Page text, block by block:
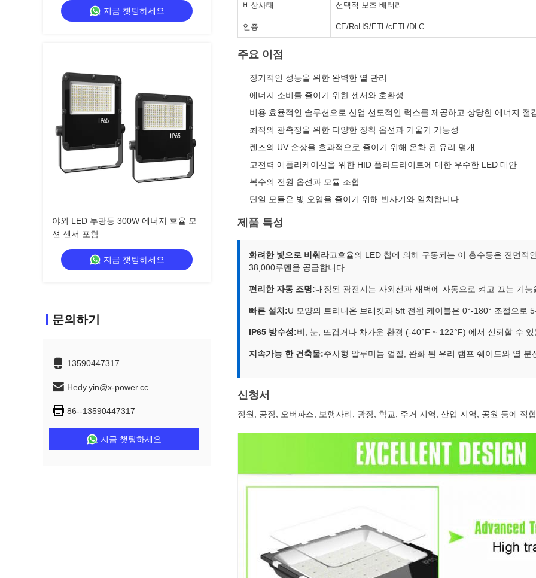
지금 챗팅하세요
야외 LED 투광등 300W 에너지 효율 모
션 센서 포함
지금 챗팅하세요
문의하기
13590447317
Hedy.yin@x-power.cc
86--13590447317
지금 챗팅하세요
비상사태 선택적 보조 배터리
인증 CE/RoHS/ETL/cETL/DLC
주요 이점
장기적인 성능을 위한 완벽한 열 관리
에너지 소비를 줄이기 위한 센서와 호환성
비용 효율적인 솔루션으로 산업 선도적인 럭스를 제공하고 상당한 에너지 절
최적의 광측정을 위한 다양한 장착 옵션과 기울기 가능성
렌즈의 UV 손상을 효과적으로 줄이기 위해 온화 된 유리 덮개
고전력 애플리케이션을 위한 HID 플라드라이트에 대한 우수한 LED 대안
복수의 전원 옵션과 모듈 조합
단일 모듈은 빛 오염을 줄이기 위해 반사기와 일치합니다
제품 특성
화려한 빛으로 비춰라고효율의 LED 칩에 의해 구동되는 이 홍수등은 전면적
38,000루멘을 공급합니다.
편리한 자동 조명:내장된 광전지는 자외선과 새벽에 자동으로 켜고 끄는 기
빠른 설치:U 모양의 트리니온 브래킷과 5ft 전원 케이블은 0°-180° 조절으로
IP65 방수성:비, 눈, 뜨겁거나 차가운 환경 (-40°F ~ 122°F) 에서 신뢰할 수
지속가능 한 건축물:주사형 알루미늄 껍질, 완화 된 유리 램프 쉐이드와 열
신청서
정원, 공장, 오버파스, 보행자리, 광장, 학교, 주거 지역, 산업 지역, 공원 등에 적